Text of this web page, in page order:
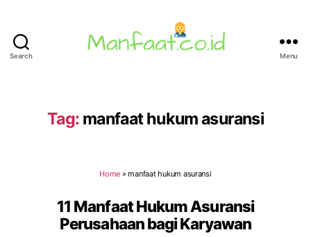
Search Menu
Tag: manfaat hukum asuransi
Home »manfaat hukum asuransi
11 Manfaat Hukum Asuransi
Perusahaan bagi Karyawan